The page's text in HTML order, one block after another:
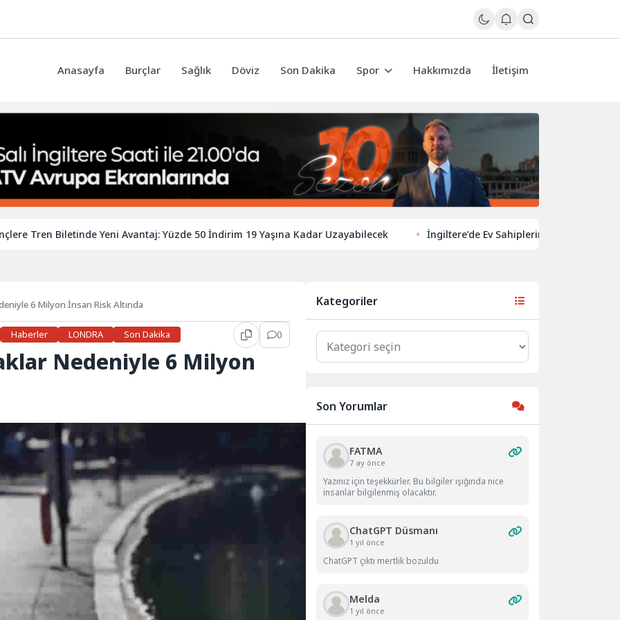
Anasayfa Burçlar Sağlık Döviz Son Dakika Spor Hakkımızda İletişim
Biletinde Yeni Avantaj: Yüzde 50 İndirim 19 Yaşına Kadar Uzayabilecek İngiltere’de Ev Sahiplerinden Yeni Yönelim:
6 Milyon İnsan Risk Altında
Haberler LONDRA Son Dakika 0
Nedeniyle 6 Milyon
Kategoriler
Kategoriler
Son Yorumlar
FATMA
7 ay önce
Yazınız için teşekkürler. Bu bilgiler ışığında nice
insanlar bilgilenmiş olacaktır.
ChatGPT Düsmanı
1 yıl önce
ChatGPT çıktı mertlik bozuldu
Melda
1 yıl önce